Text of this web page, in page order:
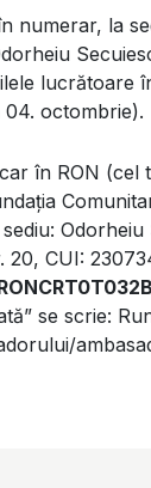
numerar, la
lucrătoare
octombrie).
în RON (cel
Odorheiu
20, CUI:
se scrie: